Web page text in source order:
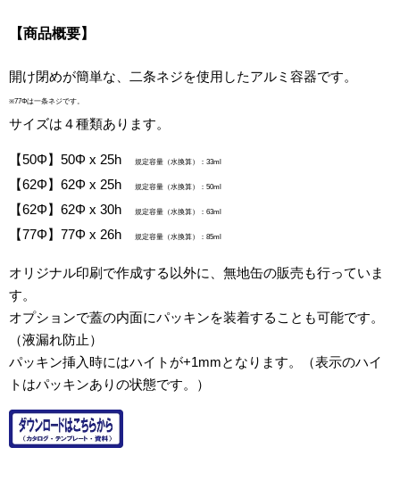
【商品概要】
開け閉めが簡単な、二条ネジを使用したアルミ容器です。
※77Φは一条ネジです。
サイズは４種類あります。
【50Φ】50Φ x 25h 規定容量（水換算）：33ml
【62Φ】62Φ x 25h 規定容量（水換算）：50ml
【62Φ】62Φ x 30h 規定容量（水換算）：63ml
【77Φ】77Φ x 26h 規定容量（水換算）：85ml
オリジナル印刷で作成する以外に、無地缶の販売も行っていま
す。
オプションで蓋の内面にパッキンを装着することも可能です。
（液漏れ防止）
パッキン挿入時にはハイトが+1mmとなります。（表示のハイ
トはパッキンありの状態です。）